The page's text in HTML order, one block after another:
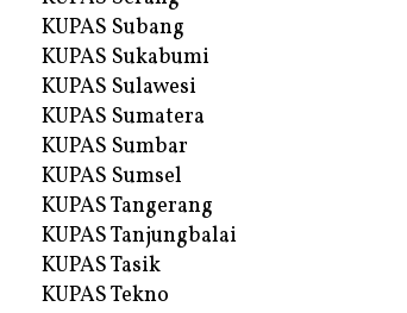
KUPAS Subang
KUPAS Sukabumi
KUPAS Sulawesi
KUPAS Sumatera
KUPAS Sumbar
KUPAS Sumsel
KUPAS Tangerang
KUPAS Tanjungbalai
KUPAS Tasik
KUPAS Tekno